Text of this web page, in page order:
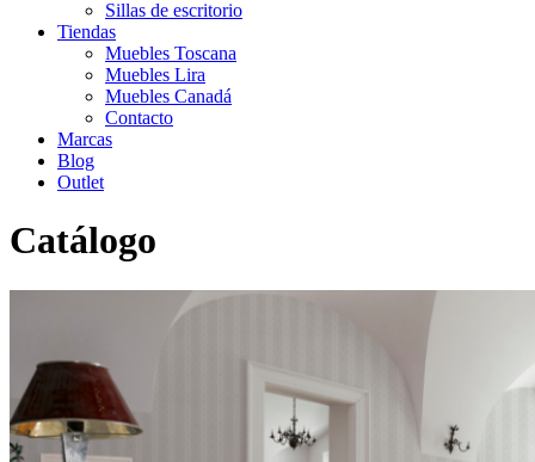
Sillas de escritorio
Tiendas
Muebles Toscana
Muebles Lira
Muebles Canadá
Contacto
Marcas
Blog
Outlet
Catálogo